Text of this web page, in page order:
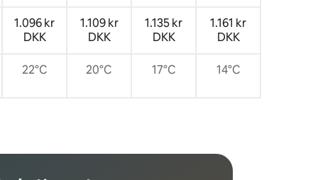
1.096 kr
DKK
1.109 kr
DKK
1.135 kr
DKK
1.161 kr
DKK
22°C 20°C 17°C 14°C